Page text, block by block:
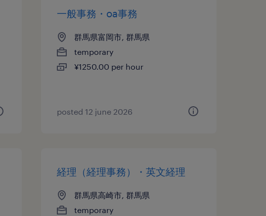
一般事務・oa事務
群馬県富岡市, 群馬県
temporary
¥1250.00 per hour
posted 12 june 2026
経理（経理事務）・英文経理
群馬県高崎市, 群馬県
temporary